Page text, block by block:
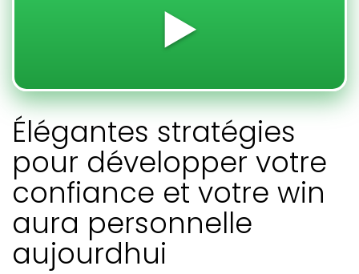
▶️
Élégantes stratégies
pour développer votre
confiance et votre win
aura personnelle
aujourdhui